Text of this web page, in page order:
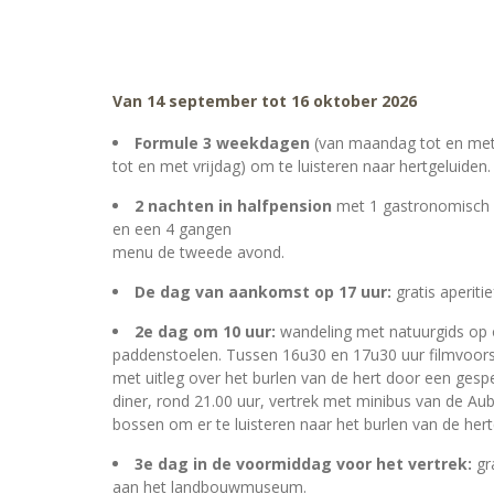
Van 14 september tot 16 oktober 2026
Formule 3 weekdagen (van maandag tot en
tot en met vrijdag) om te luisteren naar hertgeluiden.
2 nachten in halfpension met 1 gastronomisch
en een 4 gangen
menu de tweede avond.
De dag van aankomst op 17 uur: gratis
2e dag om 10 uur: wandeling met natuurgids
paddenstoelen. Tussen 16u30 en 17u30 uur
met uitleg over het burlen van de hert door een
diner, rond 21.00 uur, vertrek met minibus van de
bossen om er te luisteren naar het burlen van de
3e dag in de voormiddag voor het vertrek:
aan het landbouwmuseum.